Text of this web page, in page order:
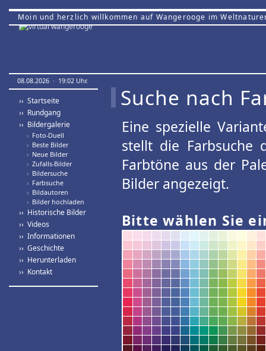
Moin und herzlich willkommen auf Wangerooge im
08.08.2026 · 19:02 Uhr.
›› Startseite
›› Rundgang
›› Bildergalerie
› Foto-Duell
› Beste Bilder
› Neue Bilder
› Zufalls-Bilder
› Bildersuche
› Farbsuche
› Bildautoren
› Bilder hochladen
›› Historische Bilder
›› Videos
›› Informationen
›› Geschichte
›› Herunterladen
›› Kontakt
Suche nach
Eine spezielle
stellt die Farbsuche
Farbtöne aus der
Bilder angezeigt.
Bitte wählen Sie